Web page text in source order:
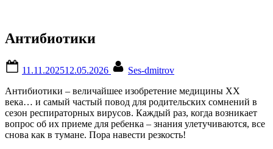
Антибиотики
on
11.11.202512.05.2026
Ses-dmitrov
Антибиотики – величайшее изобретение медицины XX
века… и самый частый повод для родительских сомнений в
сезон респираторных вирусов. Каждый раз, когда возникает
вопрос об их приеме для ребенка – знания улетучиваются, все
снова как в тумане. Пора навести резкость!